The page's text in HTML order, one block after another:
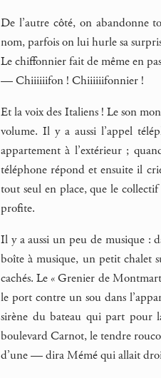
De l’autre côté, on abandonne
nom, parfois on lui hurle sa
Le chiffonnier fait de même en
— Chiiiiiifon ! Chiiiiiifonnier !
Et la voix des Italiens ! Le son
volume. Il y a aussi l’appel
appartement à l’extérieur ;
téléphone répond et ensuite il
tout seul en place, que le
profite.
Il y a aussi un peu de musique :
boîte à musique, un petit chalet
cachés. Le « Grenier de
le port contre un sou dans
sirène du bateau qui part pour
boulevard Carnot, le tendre
d’une — dira Mémé qui allait